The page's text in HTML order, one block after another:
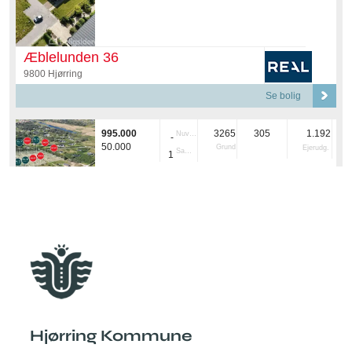
Hjørring Kommune